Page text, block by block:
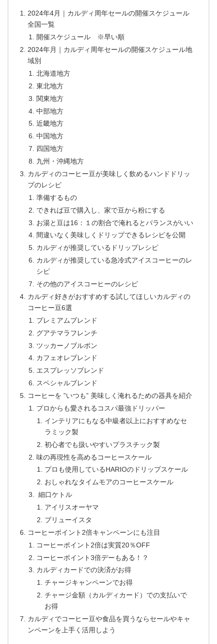
2024年4月｜カルディ周年セールの開催スケジュール
全国一覧
開催スケジュール ※早い順
2024年月｜カルディ周年セールの開催スケジュール地
域別
北海道地方
東北地方
関東地方
中部地方
近畿地方
中国地方
四国地方
九州・沖縄地方
カルディのコーヒー豆が美味しく飲めるハンドドリッ
プのレシピ
準備するもの
できれば豆で購入し、家で豆から粉にする
お湯と豆は16：１の割合で淹れるとバランスがいい
間違いなく美味しくドリップできるレシピを公開
カルディが推奨しているドリップレシピ
カルディが推奨している急冷式アイスコーヒーのレ
シピ
その他のアイスコーヒーのレシピ
カルディ好きがおすすめする試してほしいカルディの
コーヒー豆6選
プレミアムブレンド
グアテマラフレンチ
ツッカーノブルボン
カフェオレブレンド
エスプレッソブレンド
スペシャルブレンド
コーヒーを ”いつも” 美味しく淹れるための器具を紹介
プロからも愛されるコスパ最強ドリッパー
インテリアにもなる中級者以上におすすめなセ
ラミック製
初心者でも扱いやすいプラスチック製
味の再現性を高めるコーヒースケール
プロも使用しているHARIOのドリップスケール
おしゃれなタイムモアのコーヒースケール
細口ケトル
アイリスオーヤマ
ブリューイスタ
コーヒーポイント2倍キャンペーンにも注目
コーヒーポイント2倍は実質20％OFF
コーヒーポイント3倍デーもある！？
カルディカードでの決済がお得
チャージキャンペーンでお得
チャージ金額（カルディカード）での支払いで
お得
カルディでコーヒー豆や食品を買うならセールやキャ
ンペーンを上手く活用しよう